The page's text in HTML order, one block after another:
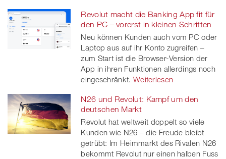
Revolut macht die Banking App fit für
den PC – vorerst in kleinen Schritten
Neu können Kunden auch vom PC oder
Laptop aus auf ihr Konto zugreifen –
zum Start ist die Browser-Version der
App in ihren Funktionen allerdings noch
eingeschränkt. Weiterlesen
N26 und Revolut: Kampf um den
deutschen Markt
Revolut hat weltweit doppelt so viele
Kunden wie N26 – die Freude bleibt
getrübt: Im Heimmarkt des Rivalen N26
bekommt Revolut nur einen halben Fuss